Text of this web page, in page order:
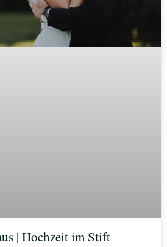
| Hochzeit im Stift